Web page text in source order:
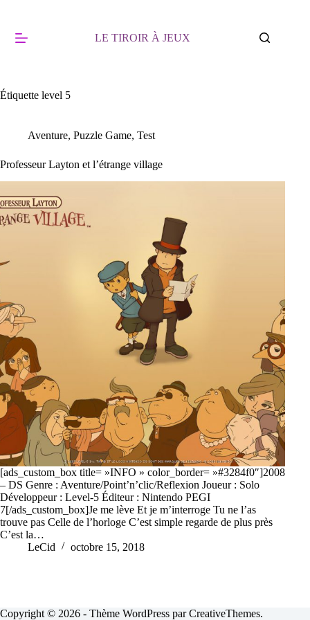
LE TIROIR À JEUX
Étiquette level 5
Aventure, Puzzle Game, Test
Professeur Layton et l’étrange village
[ads_custom_box title= »INFO » color_border= »#3284f0″]2008
– DS Genre : Aventure/Point’n’clic/Reflexion Joueur : Solo
Développeur : Level-5 Éditeur : Nintendo PEGI
7[/ads_custom_box]Je me lève Et je m’interroge Tu ne l’as
trouve pas Celle de l’horloge C’est simple regarde de plus près
C’est la…
LeCid
octobre 15, 2018
Copyright © 2026 - Thème WordPress parCreativeThemes.